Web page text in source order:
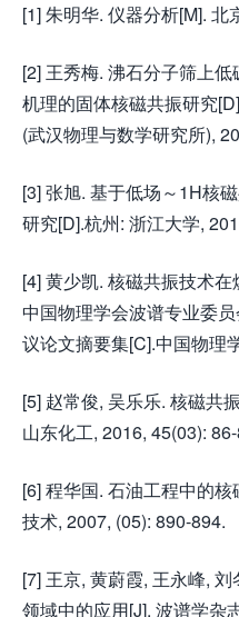
[1] 朱明华. 仪器分析[M].
[2] 王秀梅. 沸石分子筛上
机理的固体核磁共振研究
(武汉物理与数学研究所),
[3] 张旭. 基于低场～1H核
研究[D].杭州: 浙江大学,
[4] 黄少凯. 核磁共振技术
中国物理学会波谱专业委
议论文摘要集[C].中国物理
[5] 赵常俊, 吴乐乐. 核磁共
山东化工, 2016, 45(03):
[6] 程华国. 石油工程中的
技术, 2007, (05): 890-894.
[7] 王京, 黄蔚霞, 王永峰,
领域中的应用[J]. 波谱学杂